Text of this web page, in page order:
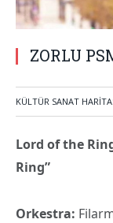
ZORLU
KÜLTÜR SANAT
Lord of the
Ring”
Orkestra: